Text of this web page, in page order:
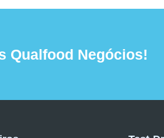
Qualfood Negócios!